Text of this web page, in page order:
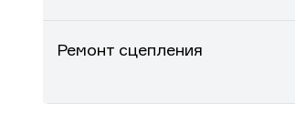
Ремонт сцепления